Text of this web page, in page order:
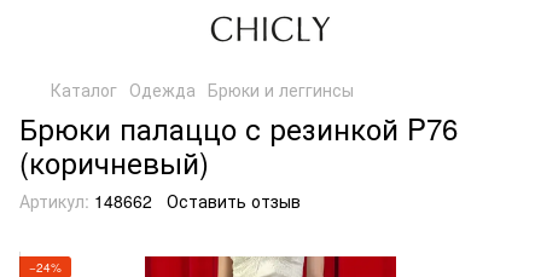
Каталог Одежда Брюки и леггинсы
Брюки палаццо с резинкой P76
(коричневый)
Артикул: 148662 Оставить отзыв
−24%